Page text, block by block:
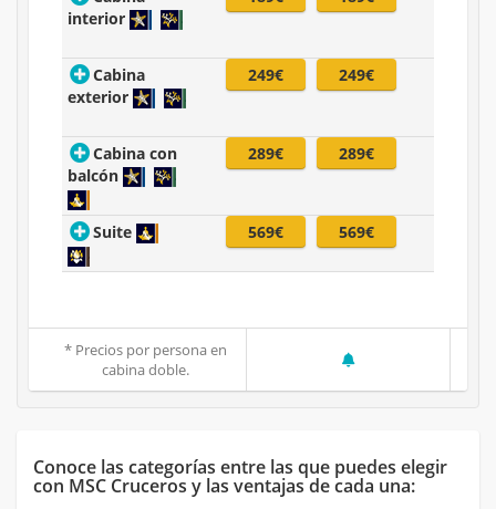
interior
Cabina
exterior
249€ 249€
Cabina con
balcón
289€ 289€
Suite 569€ 569€
* Precios por persona en
cabina doble.
Conoce las categorías entre las que puedes elegir
con MSC Cruceros y las ventajas de cada una: